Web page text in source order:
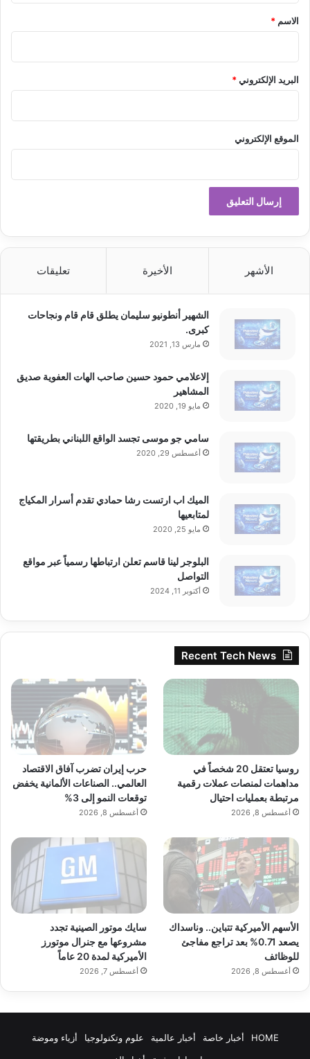
*
الاسم *
البريد الإلكتروني*
الموقع الإلكتروني
الأشهر الأخيرة تعليقات
الشهير أنطونيو سليمان يطلق قام قام ونجاحات
كبرى.
مارس 13, 2021
إلاعلامي حمود حسين صاحب الهات العفوية صديق
المشاهير
مايو 19, 2020
سامي جو موسى تجسد الواقع اللبناني بطريقتها
أغسطس 29, 2020
الميك اب ارتست رشا حمادي تقدم أسرار المكياج
لمتابعيها
مايو 25, 2020
البلوجر لينا قاسم تعلن ارتباطها رسمياً عبر مواقع
التواصل
أكتوبر 11, 2024
Recent Tech News
روسيا تعتقل 20 شخصاً في
مداهمات لمنصات عملات رقمية
مرتبطة بعمليات احتيال
أغسطس 8, 2026
حرب إيران تضرب آفاق الاقتصاد
العالمي.. الصناعات الألمانية يخفض
توقعات النمو إلى 3%
أغسطس 8, 2026
الأسهم الأميركية تتباين.. وناسداك
يصعد 0.71% بعد تراجع مفاجئ
للوظائف
أغسطس 8, 2026
سايك موتور الصينية تجدد
مشروعها مع جنرال موتورز
الأميركية لمدة 20 عاماً
أغسطس 7, 2026
HOME أخبار خاصة أخبار عالمية علوم وتكنولوجيا
أزياء وموضة